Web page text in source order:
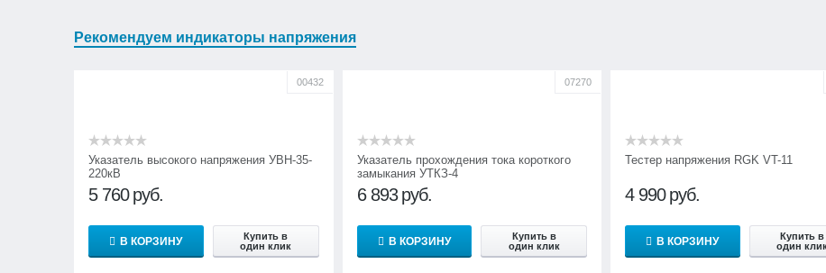
Рекомендуем индикаторы напряжения
00432
Указатель высокого напряжения УВН-35-
220кВ
5 760 руб.
В КОРЗИНУ
Купить в
один клик
07270
Указатель прохождения тока короткого
замыкания УТКЗ-4
6 893 руб.
В КОРЗИНУ
Купить в
один клик
Тестер напряжения RGK VT-11
4 990 руб.
В КОРЗИНУ
Купить в
один